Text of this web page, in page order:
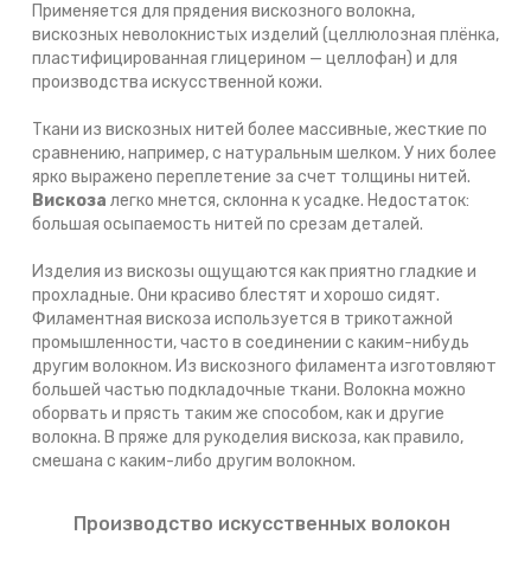
Применяется для прядения вискозного волокна,
вискозных неволокнистых изделий (целлюлозная плёнка,
пластифицированная глицерином — целлофан) и для
производства искусственной кожи.
Ткани из вискозных нитей более массивные, жесткие по
сравнению, например, с натуральным шелком. У них более
ярко выражено переплетение за счет толщины нитей.
Вискоза легко мнется, склонна к усадке. Недостаток:
большая осыпаемость нитей по срезам деталей.
Изделия из вискозы ощущаются как приятно гладкие и
прохладные. Они красиво блестят и хорошо сидят.
Филаментная вискоза используется в трикотажной
промышленности, часто в соединении с каким-нибудь
другим волокном. Из вискозного филамента изготовляют
большей частью подкладочные ткани. Волокна можно
оборвать и прясть таким же способом, как и другие
волокна. В пряже для рукоделия вискоза, как правило,
смешана с каким-либо другим волокном.
Производство искусственных волокон